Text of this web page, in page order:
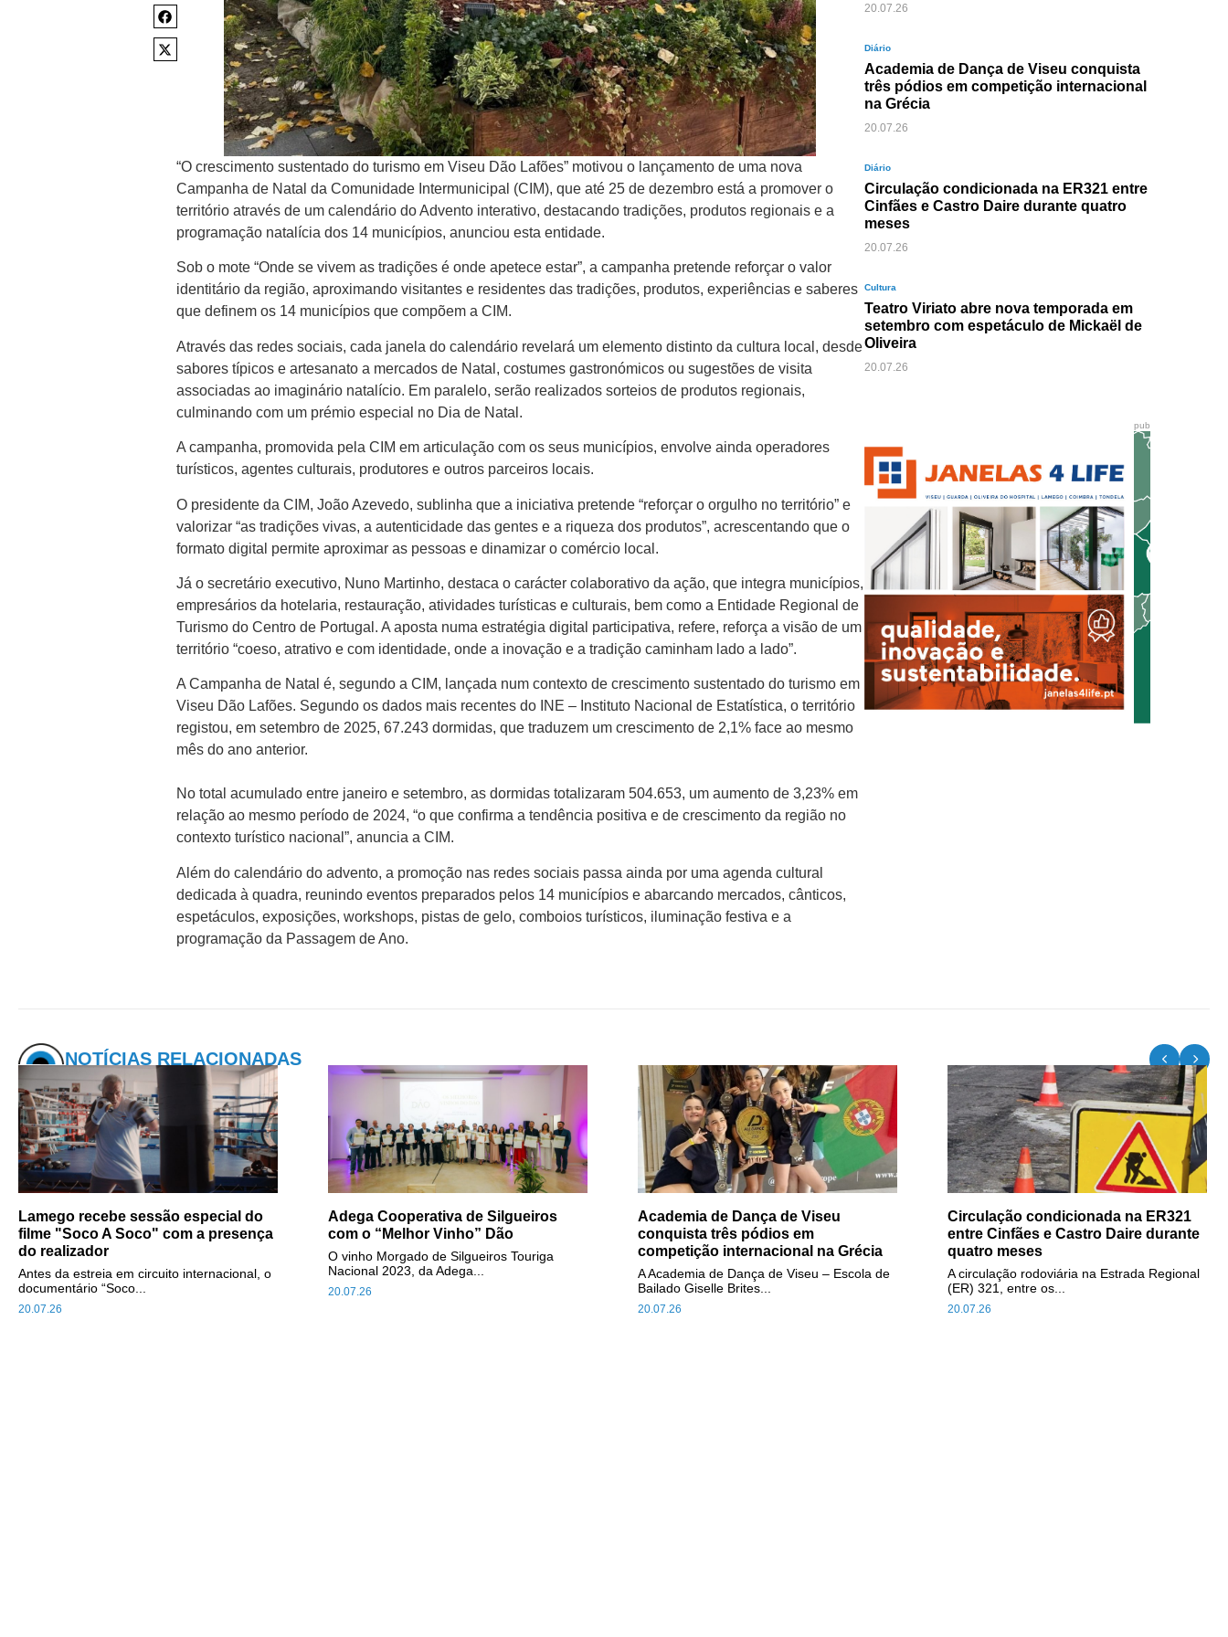
“O crescimento sustentado do turismo em Viseu Dão Lafões” motivou o lançamento de uma nova
Campanha de Natal da Comunidade Intermunicipal (CIM), que até 25 de dezembro está a promover o
território através de um calendário do Advento interativo, destacando tradições, produtos regionais e a
programação natalícia dos 14 municípios, anunciou esta entidade.
Sob o mote “Onde se vivem as tradições é onde apetece estar”, a campanha pretende reforçar o valor
identitário da região, aproximando visitantes e residentes das tradições, produtos, experiências e saberes
que definem os 14 municípios que compõem a CIM.
Através das redes sociais, cada janela do calendário revelará um elemento distinto da cultura local, desde
sabores típicos e artesanato a mercados de Natal, costumes gastronómicos ou sugestões de visita
associadas ao imaginário natalício. Em paralelo, serão realizados sorteios de produtos regionais,
culminando com um prémio especial no Dia de Natal.
A campanha, promovida pela CIM em articulação com os seus municípios, envolve ainda operadores
turísticos, agentes culturais, produtores e outros parceiros locais.
O presidente da CIM, João Azevedo, sublinha que a iniciativa pretende “reforçar o orgulho no território” e
valorizar “as tradições vivas, a autenticidade das gentes e a riqueza dos produtos”, acrescentando que o
formato digital permite aproximar as pessoas e dinamizar o comércio local.
Já o secretário executivo, Nuno Martinho, destaca o carácter colaborativo da ação, que integra municípios,
empresários da hotelaria, restauração, atividades turísticas e culturais, bem como a Entidade Regional de
Turismo do Centro de Portugal. A aposta numa estratégia digital participativa, refere, reforça a visão de um
território “coeso, atrativo e com identidade, onde a inovação e a tradição caminham lado a lado”.
A Campanha de Natal é, segundo a CIM, lançada num contexto de crescimento sustentado do turismo em
Viseu Dão Lafões. Segundo os dados mais recentes do INE – Instituto Nacional de Estatística, o território
registou, em setembro de 2025, 67.243 dormidas, que traduzem um crescimento de 2,1% face ao mesmo
mês do ano anterior.
No total acumulado entre janeiro e setembro, as dormidas totalizaram 504.653, um aumento de 3,23% em
relação ao mesmo período de 2024, “o que confirma a tendência positiva e de crescimento da região no
contexto turístico nacional”, anuncia a CIM.
Além do calendário do advento, a promoção nas redes sociais passa ainda por uma agenda cultural
dedicada à quadra, reunindo eventos preparados pelos 14 municípios e abarcando mercados, cânticos,
espetáculos, exposições, workshops, pistas de gelo, comboios turísticos, iluminação festiva e a
programação da Passagem de Ano.
20.07.26
Diário
Academia de Dança de Viseu conquista
três pódios em competição internacional
na Grécia
20.07.26
Diário
Circulação condicionada na ER321 entre
Cinfães e Castro Daire durante quatro
meses
20.07.26
Cultura
Teatro Viriato abre nova temporada em
setembro com espetáculo de Mickaël de
Oliveira
20.07.26
pub
NOTÍCIAS RELACIONADAS
Lamego recebe sessão especial do
filme "Soco A Soco" com a presença
do realizador
20.07.26
Antes da estreia em circuito internacional, o
documentário “Soco...
Adega Cooperativa de Silgueiros
com o “Melhor Vinho” Dão
20.07.26
O vinho Morgado de Silgueiros Touriga
Nacional 2023, da Adega...
Academia de Dança de Viseu
conquista três pódios em
competição internacional na Grécia
20.07.26
A Academia de Dança de Viseu – Escola de
Bailado Giselle Brites...
Circulação condicionada na ER321
entre Cinfães e Castro Daire durante
quatro meses
20.07.26
A circulação rodoviária na Estrada Regional
(ER) 321, entre os...